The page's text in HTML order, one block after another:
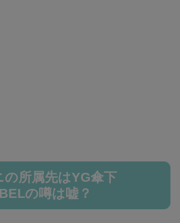
の所属先はYG傘下
の噂は嘘？